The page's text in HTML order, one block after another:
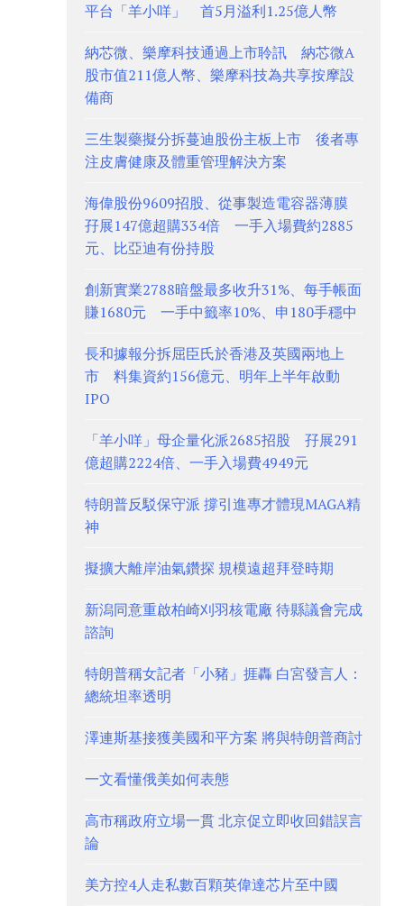
平台「羊小咩」 首5月溢利1.25億人幣
納芯微、樂摩科技通過上市聆訊 納芯微A
股市值211億人幣、樂摩科技為共享按摩設
備商
三生製藥擬分拆蔓迪股份主板上市 後者專
注皮膚健康及體重管理解決方案
海偉股份9609招股、從事製造電容器薄膜
孖展147億超購334倍 一手入場費約2885
元、比亞迪有份持股
創新實業2788暗盤最多收升31%、每手帳面
賺1680元 一手中籤率10%、申180手穩中
長和據報分拆屈臣氏於香港及英國兩地上
市 料集資約156億元、明年上半年啟動
IPO
「羊小咩」母企量化派2685招股 孖展291
億超購2224倍、一手入場費4949元
特朗普反駁保守派 撐引進專才體現MAGA精
神
擬擴大離岸油氣鑽探 規模遠超拜登時期
新潟同意重啟柏崎刈羽核電廠 待縣議會完成
諮詢
特朗普稱女記者「小豬」捱轟 白宮發言人：
總統坦率透明
澤連斯基接獲美國和平方案 將與特朗普商討
一文看懂俄美如何表態
高市稱政府立場一貫 北京促立即收回錯誤言
論
美方控4人走私數百顆英偉達芯片至中國